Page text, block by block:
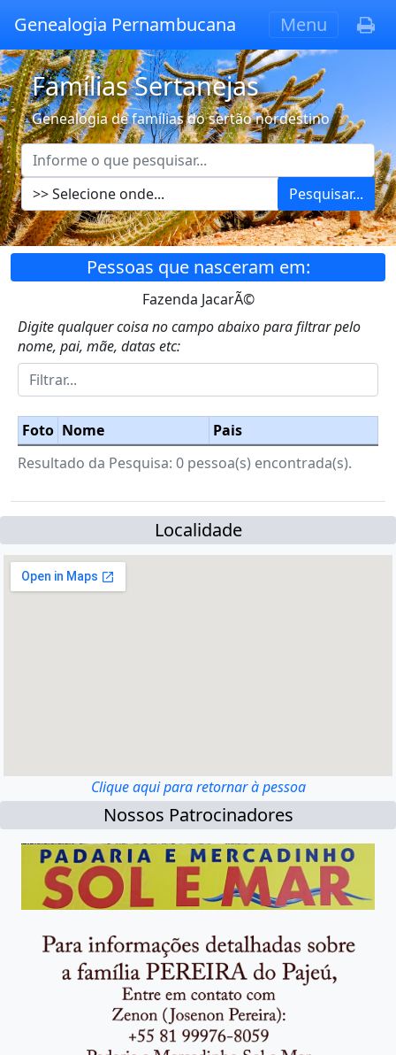
Genealogia Pernambucana Menu
Famílias Sertanejas
Genealogia de famílias do sertão nordestino
Pesquisar...
Pessoas que nasceram em:
Fazenda JacarÃ©
Digite qualquer coisa no campo abaixo para filtrar pelo
nome, pai, mãe, datas etc:
Foto Nome
Pais
Resultado da Pesquisa: 0 pessoa(s) encontrada(s).
Localidade
Clique aqui para retornar à pessoa
Nossos Patrocinadores